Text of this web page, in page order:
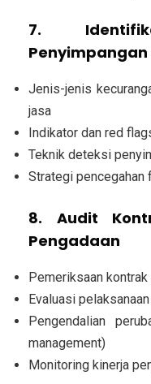
7.
Jenis-jenis
jasa
Indikator dan red
Teknik deteksi
Strategi pencegahan
8. Audit
Pengadaan
Pemeriksaan kontrak
Evaluasi
Pengendalian
management)
Monitoring kinerja